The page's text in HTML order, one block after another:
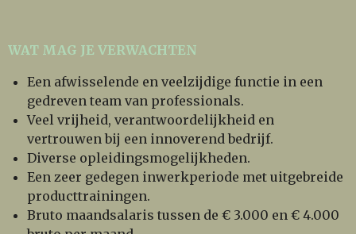
WAT MAG JE VERWACHTEN
Een afwisselende en veelzijdige functie in een
gedreven team van professionals.
Veel vrijheid, verantwoordelijkheid en
vertrouwen bij een innoverend bedrijf.
Diverse opleidingsmogelijkheden.
Een zeer gedegen inwerkperiode met uitgebreide
producttrainingen.
Bruto maandsalaris tussen de € 3.000 en € 4.000